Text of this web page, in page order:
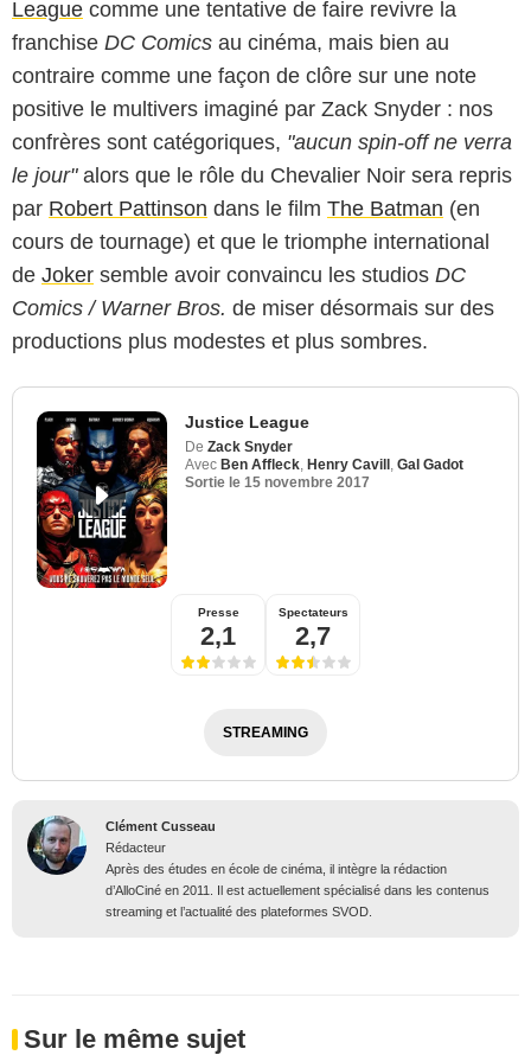
League comme une tentative de faire revivre la
franchise DC Comics au cinéma, mais bien au
contraire comme une façon de clôre sur une note
positive le multivers imaginé par Zack Snyder : nos
confrères sont catégoriques, "aucun spin-off ne verra
le jour"alors que le rôle du Chevalier Noir sera repris
par Robert Pattinson dans le film The Batman (en
cours de tournage) et que le triomphe international
de Joker semble avoir convaincu les studios DC
Comics / Warner Bros. de miser désormais sur des
productions plus modestes et plus sombres.
Justice League
De Zack Snyder
Avec Ben Affleck Henry Cavill Gal Gadot
Sortie le 15 novembre 2017
Presse
2,1
Spectateurs
2,7
STREAMING
Clément Cusseau
Rédacteur
Après des études en école de cinéma, il intègre la rédaction
d’AlloCiné en 2011. Il est actuellement spécialisé dans les contenus
streaming et l’actualité des plateformes SVOD.
Sur le même sujet